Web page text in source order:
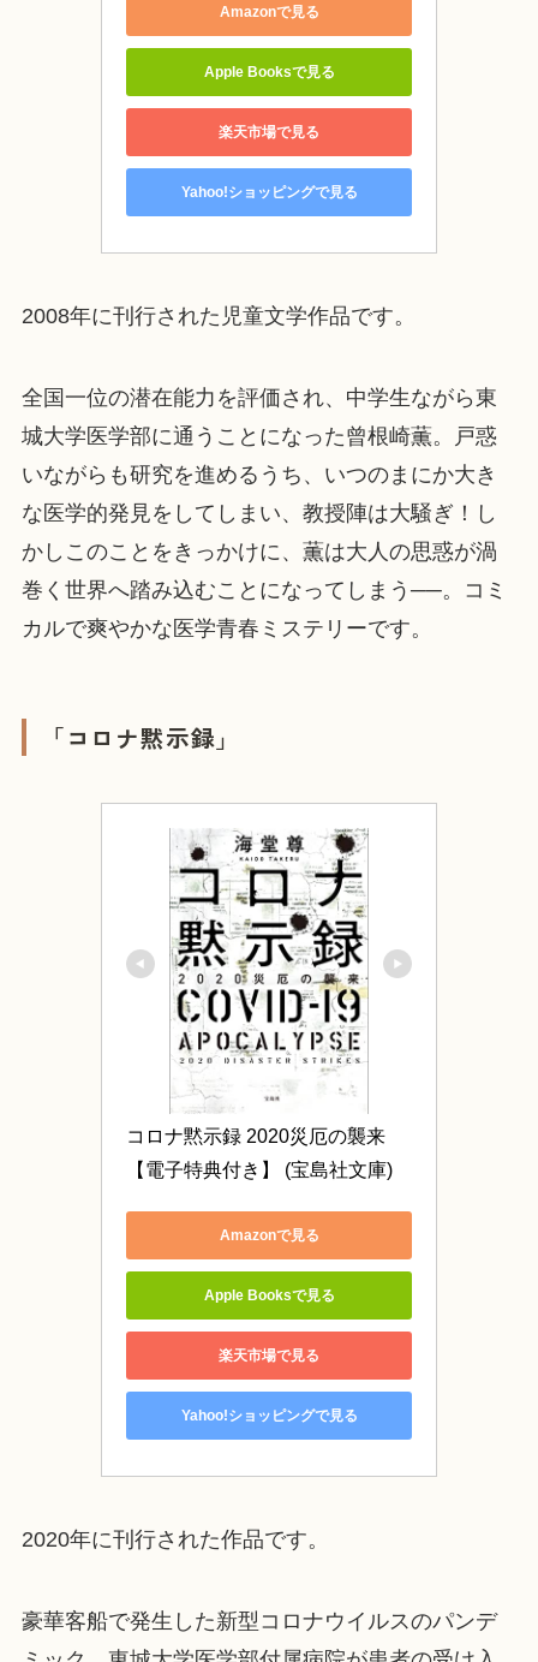
Amazonで見る
Apple Booksで見る
楽天市場で見る
Yahoo!ショッピングで見る
2008年に刊行された児童文学作品です。
全国一位の潜在能力を評価され、中学生ながら東
城大学医学部に通うことになった曾根崎薫。戸惑
いながらも研究を進めるうち、いつのまにか大き
な医学的発見をしてしまい、教授陣は大騒ぎ！し
かしこのことをきっかけに、薫は大人の思惑が渦
巻く世界へ踏み込むことになってしまう──。コミ
カルで爽やかな医学青春ミステリーです。
「コロナ黙示録」
コロナ黙示録 2020災厄の襲来
【電子特典付き】 (宝島社文庫)
Amazonで見る
Apple Booksで見る
楽天市場で見る
Yahoo!ショッピングで見る
2020年に刊行された作品です。
豪華客船で発生した新型コロナウイルスのパンデ